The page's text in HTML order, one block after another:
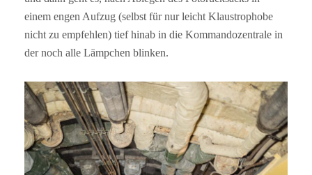
einem engen Aufzug (selbst für nur leicht Klaustrophobe
nicht zu empfehlen) tief hinab in die Kommandozentrale in
der noch alle Lämpchen blinken.